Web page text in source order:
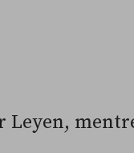
Leyen,